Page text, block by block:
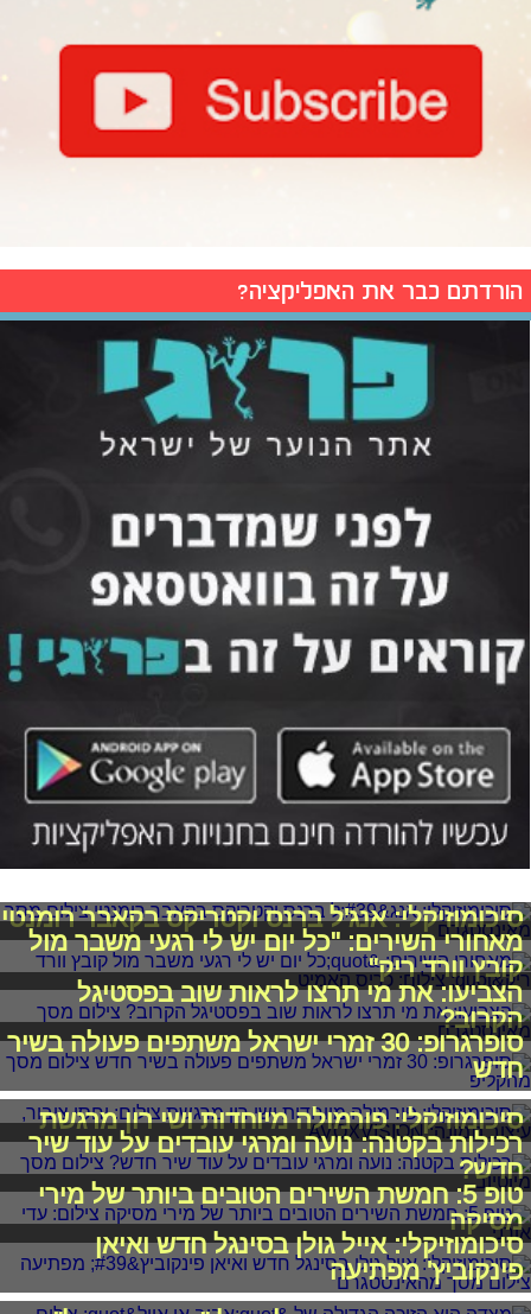
הורדתם כבר את האפליקציה?
סיכומוזיקלי: אנג'ל ברנס וקטריקס בקאבר רומנטי
מאחורי השירים: "כל יום יש לי רגעי משבר מול
קובץ וורד ריק"
הצביעו: את מי תרצו לראות שוב בפסטיגל
הקרוב?
סופרגרופ: 30 זמרי ישראל משתפים פעולה בשיר
חדש
סיכומוזיקלי: פורמולה מיוחדות ושי רון מרגשת
רכילות בקטנה: נועה ומרגי עובדים על עוד שיר
חדש?
טופ 5: חמשת השירים הטובים ביותר של מירי
מסיקה
סיכומוזיקלי: אייל גולן בסינגל חדש ואיאן
פינקוביץ' מפתיעה